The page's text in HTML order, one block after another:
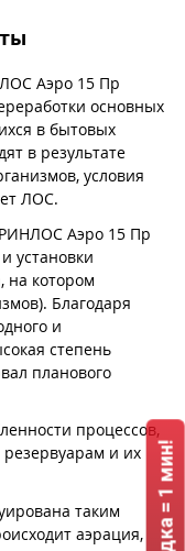
Аэро 15 Пр
основных
в бытовых
в результате
условия
ЛОС.
Аэро 15 Пр
установки
на котором
Благодаря
и
степень
планового
процессов,
и их
таким
аэрация,